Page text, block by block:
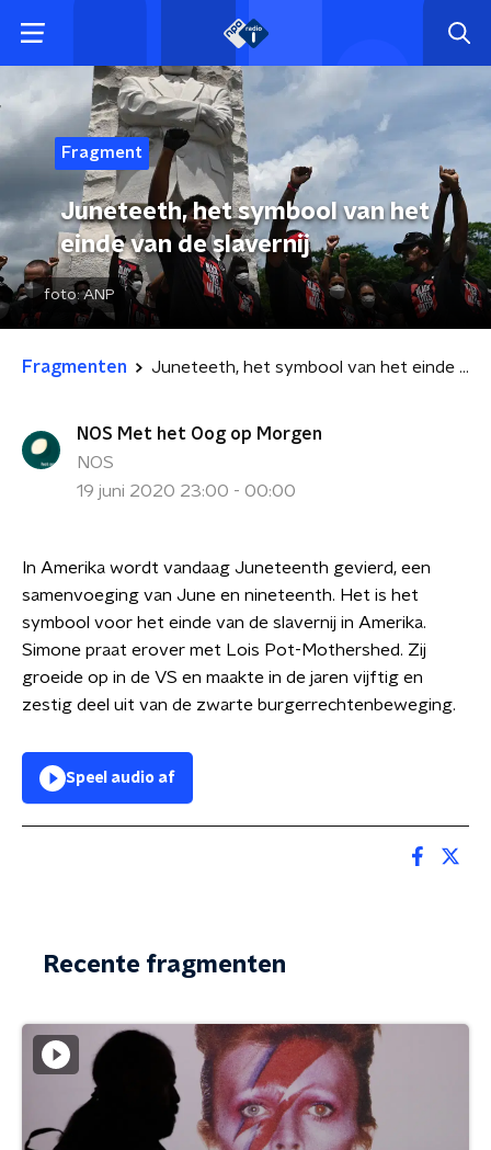
Fragment
Juneteeth, het symbool van het
einde van de slavernij
foto:ANP
Fragmenten Juneteeth, het symbool van het einde van de slavernij
NOS Met het Oog op Morgen
NOS
19 juni 2020 23:00 - 00:00
In Amerika wordt vandaag Juneteenth gevierd, een
samenvoeging van June en nineteenth. Het is het
symbool voor het einde van de slavernij in Amerika.
Simone praat erover met Lois Pot-Mothershed. Zij
groeide op in de VS en maakte in de jaren vijftig en
zestig deel uit van de zwarte burgerrechtenbeweging.
Speel audio af
Recente fragmenten